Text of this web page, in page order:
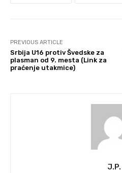
PREVIOUS ARTICLE
Srbija U16 protiv Švedske za
plasman od 9. mesta (Link za
praćenje utakmice)
J.P.